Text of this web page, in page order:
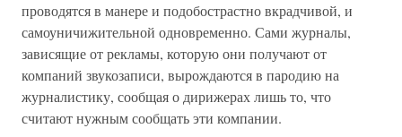
проводятся в манере и подобострастно вкрадчивой, и
самоуничижительной одновременно. Сами журналы,
зависящие от рекламы, которую они получают от
компаний звукозаписи, вырождаются в пародию на
журналистику, сообщая о дирижерах лишь то, что
считают нужным сообщать эти компании.